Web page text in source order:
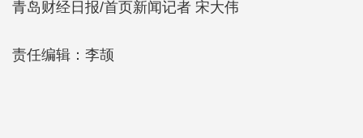
青岛财经日报/首页新闻记者 宋大伟
责任编辑：李颉